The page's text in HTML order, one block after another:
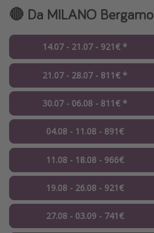
🔴 Da MILANO Bergamo
14.07 - 21.07 - 921€ *
21.07 - 28.07 - 811€ *
30.07 - 06.08 - 811€ *
04.08 - 11.08 - 891€
11.08 - 18.08 - 966€
19.08 - 26.08 - 921€
27.08 - 03.09 - 741€